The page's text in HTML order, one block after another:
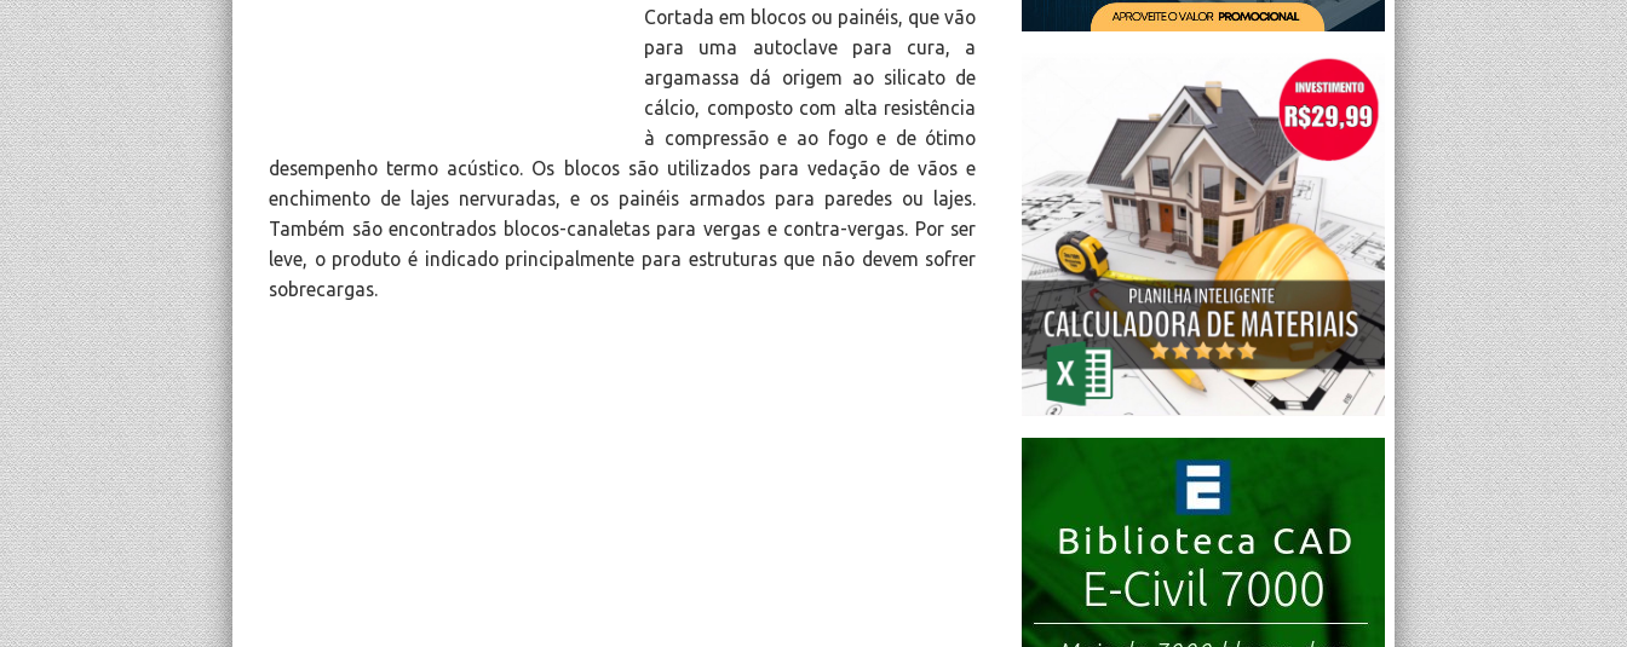
Cortada em blocos ou painéis, que vão
para uma autoclave para cura, a
argamassa dá origem ao silicato de
cálcio, composto com alta resistência
à compressão e ao fogo e de ótimo
desempenho termo acústico. Os blocos são utilizados para vedação de vãos e
enchimento de lajes nervuradas, e os painéis armados para paredes ou lajes.
Também são encontrados blocos-canaletas para vergas e contra-vergas. Por ser
leve, o produto é indicado principalmente para estruturas que não devem sofrer
sobrecargas.